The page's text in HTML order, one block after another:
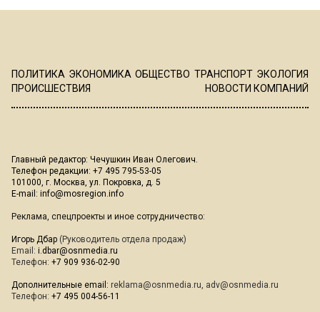
ПОЛИТИКА ЭКОНОМИКА ОБЩЕСТВО ТРАНСПОРТ ЭКОЛОГИЯ
ПРОИСШЕСТВИЯ
НОВОСТИ КОМПАНИЙ
Главный редактор: Чечушкин Иван Олегович.
Телефон редакции: +7 495 795-53-05
101000, г. Москва, ул. Покровка, д. 5
E-mail: info@mosregion.info
Реклама, спецпроекты и иное сотрудничество:
Игорь Дбар (Руководитель отдела продаж)
Email: i.dbar@osnmedia.ru
Телефон: +7 909 936-02-90
Дополнительные email: reklama@osnmedia.ru, adv@osnmedia.ru
Телефон: +7 495 004-56-11